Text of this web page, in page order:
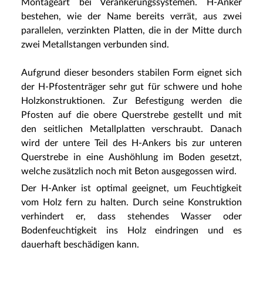
Montageart bei Verankerungssystemen. H-Anker
bestehen, wie der Name bereits verrät, aus zwei
parallelen, verzinkten Platten, die in der Mitte durch
zwei Metallstangen verbunden sind.
Aufgrund dieser besonders stabilen Form eignet sich
der H-Pfostenträger sehr gut für schwere und hohe
Holzkonstruktionen. Zur Befestigung werden die
Pfosten auf die obere Querstrebe gestellt und mit
den seitlichen Metallplatten verschraubt. Danach
wird der untere Teil des H-Ankers bis zur unteren
Querstrebe in eine Aushöhlung im Boden gesetzt,
welche zusätzlich noch mit Beton ausgegossen wird.
Der H-Anker ist optimal geeignet, um Feuchtigkeit
vom Holz fern zu halten. Durch seine Konstruktion
verhindert er, dass stehendes Wasser oder
Bodenfeuchtigkeit ins Holz eindringen und es
dauerhaft beschädigen kann.